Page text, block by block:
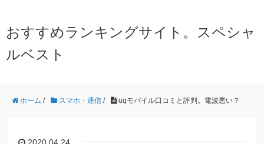
おすすめランキングサイト。スペシャ
ルベスト
ホーム / スマホ・通信 / uqモバイル口コミと評判。電波悪い？